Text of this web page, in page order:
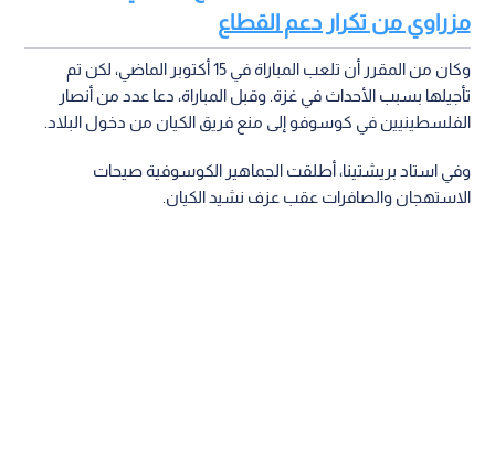
مزراوي من تكرار دعم القطاع
وكان من المقرر أن تلعب المباراة في 15 أكتوبر الماضي، لكن تم
تأجيلها بسبب الأحداث في غزة. وقبل المباراة، دعا عدد من أنصار
الفلسطينيين في كوسوفو إلى منع فريق الكيان من دخول البلاد.
وفي استاد بريشتينا، أطلقت الجماهير الكوسوفية صيحات
الاستهجان والصافرات عقب عزف نشيد الكيان.